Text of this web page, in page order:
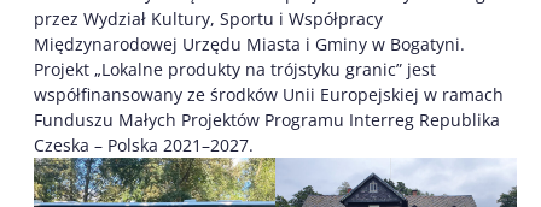
przez Wydział Kultury, Sportu i Współpracy
Międzynarodowej Urzędu Miasta i Gminy w Bogatyni.
Projekt „Lokalne produkty na trójstyku granic” jest
współfinansowany ze środków Unii Europejskiej w ramach
Funduszu Małych Projektów Programu Interreg Republika
Czeska – Polska 2021–2027.